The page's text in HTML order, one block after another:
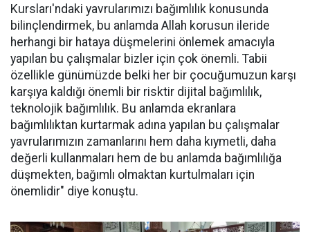
Kursları'ndaki yavrularımızı bağımlılık konusunda
bilinçlendirmek, bu anlamda Allah korusun ileride
herhangi bir hataya düşmelerini önlemek amacıyla
yapılan bu çalışmalar bizler için çok önemli. Tabii
özellikle günümüzde belki her bir çocuğumuzun karşı
karşıya kaldığı önemli bir risktir dijital bağımlılık,
teknolojik bağımlılık. Bu anlamda ekranlara
bağımlılıktan kurtarmak adına yapılan bu çalışmalar
yavrularımızın zamanlarını hem daha kıymetli, daha
değerli kullanmaları hem de bu anlamda bağımlılığa
düşmekten, bağımlı olmaktan kurtulmaları için
önemlidir" diye konuştu.